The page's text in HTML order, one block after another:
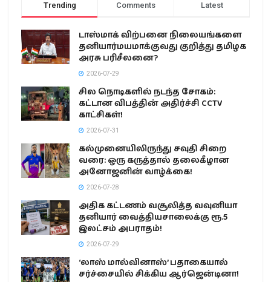
Trending Comments Latest
டாஸ்மாக் விற்பனை நிலையங்களை
தனியார்மயமாக்குவது குறித்து தமிழக
அரசு பரிசீலனை?
2026-07-29
சில நொடிகளில் நடந்த சோகம்:
கட்டான விபத்தின் அதிர்ச்சி CCTV
காட்சிகள்!
2026-07-31
கல்முனையிலிருந்து சவுதி சிறை
வரை: ஒரு கருத்தால் தலைகீழான
அனோஜனின் வாழ்க்கை!
2026-07-28
அதிக கட்டணம் வசூலித்த வவுனியா
தனியார் வைத்தியசாலைக்கு ரூ.5
இலட்சம் அபராதம்!
2026-07-29
‘லாஸ் மால்வினாஸ்’ பதாகையால்
சர்ச்சையில் சிக்கிய ஆர்ஜென்டினா!